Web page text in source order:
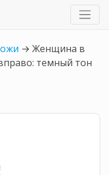
→ Женщина в
темный тон